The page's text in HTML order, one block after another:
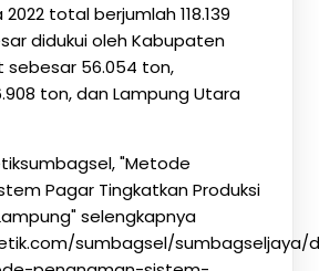
total berjumlah 118.139
didukui oleh Kabupaten
sebesar 56.054 ton,
ton, dan Lampung Utara
"Metode
Pagar Tingkatkan Produksi
selengkapnya
sumbagsel/sumbagseljaya/